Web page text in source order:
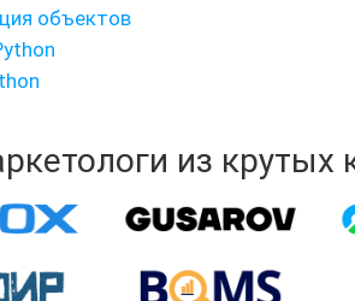
объектов
из крутых